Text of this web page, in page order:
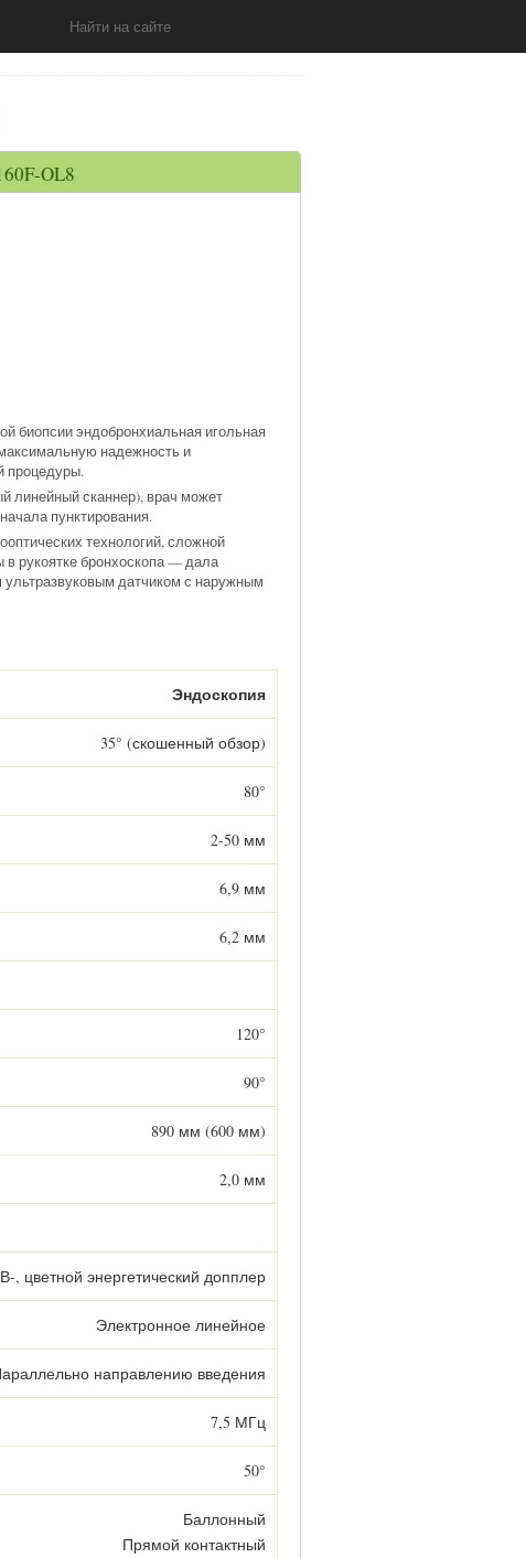
OL8
биопсии эндобронхиальная игольная
надежность и
процедуры.
линейный сканнер), врач может
пунктирования.
технологий, сложной
рукоятке бронхоскопа — дала
датчиком с наружным
Эндоскопия
35° (скошенный обзор)
80°
2-50 мм
6,9 мм
6,2 мм
120°
90°
890 мм (600 мм)
2,0 мм
В-, цветной энергетический допплер
Электронное линейное
направлению введения
7,5 МГц
50°
Баллонный
Прямой контактный